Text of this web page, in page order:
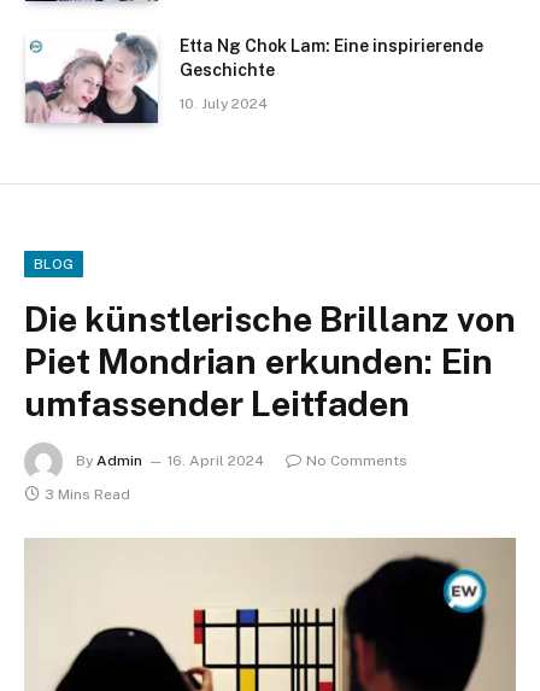
Etta Ng Chok Lam: Eine inspirierende
Geschichte
10. July 2024
BLOG
Die künstlerische Brillanz von
Piet Mondrian erkunden: Ein
umfassender Leitfaden
By Admin 16. April 2024
No Comments
3 Mins Read